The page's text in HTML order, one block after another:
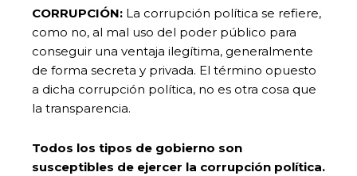
CORRUPCIÓN: La corrupción política se refiere,
como no, al mal uso del poder público para
conseguir una ventaja ilegítima, generalmente
de forma secreta y privada. El término opuesto
a dicha corrupción política, no es otra cosa que
la transparencia.
Todos los tipos de gobierno son
susceptibles de ejercer la corrupción política.